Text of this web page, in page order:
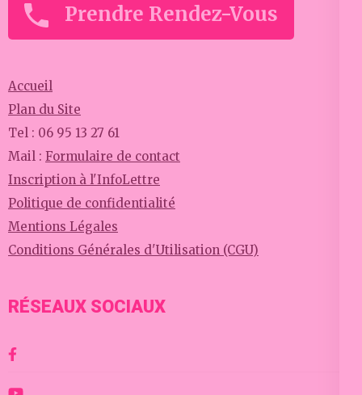
Prendre Rendez-Vous
Accueil
Plan du Site
Tel : 06 95 13 27 61
Mail : Formulaire de contact
Inscription à l'InfoLettre
Politique de confidentialité
Mentions Légales
Conditions Générales d'Utilisation (CGU)
RÉSEAUX SOCIAUX